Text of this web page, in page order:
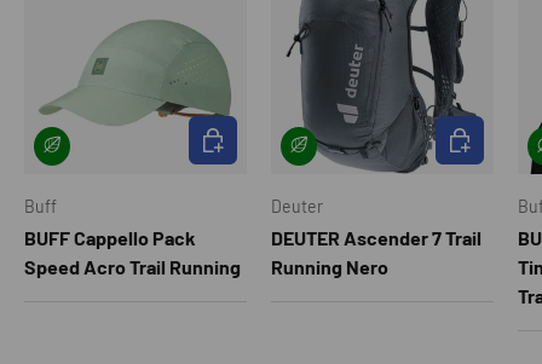
Buff
BUFF Cappello Pack
Speed Acro Trail Running
SCEGLI OPZIONI
Deuter
DEUTER Ascender 7 Trail
Running Nero
SCEGLI